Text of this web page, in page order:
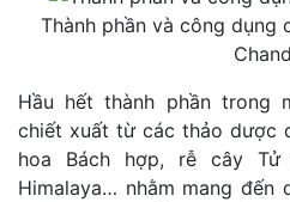
Thành phần và công dụng
Hầu hết thành phần trong
chiết xuất từ các thảo dược
hoa Bách hợp, rễ cây Tử
Himalaya… nhằm mang đến